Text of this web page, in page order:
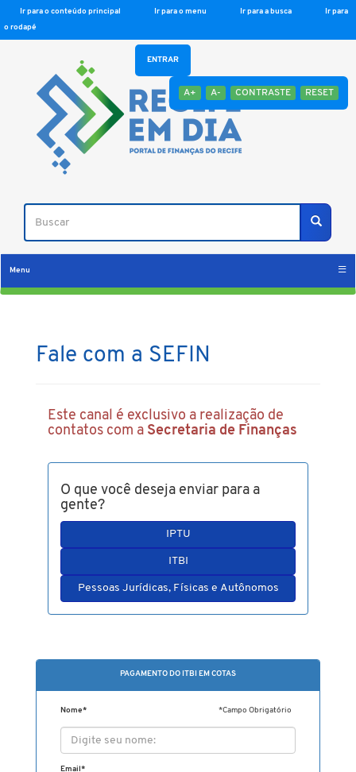
Ir para o conteúdo principal Ir para o menu Ir para a busca
Ir para
o rodapé
A+ A- CONTRASTE RESET
Buscar
ENTRAR
Menu
Fale com a SEFIN
Este canal é exclusivo a realização de
contatos com a Secretaria de Finanças
O que você deseja enviar para a
gente?
IPTU
ITBI
Pessoas Jurídicas, Físicas e Autônomos
PAGAMENTO DO ITBI EM COTAS
*Campo Obrigatório
Nome*
Email*